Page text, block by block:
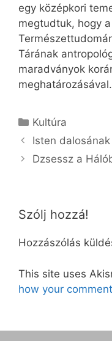
egy középkori
megtudtuk, hogy
Tárának
maradványok
meghatározásával.
Kategória
Kultúra
Isten
Dzsessz a
Szólj hozzá!
Hozzászólás
This site uses
how your